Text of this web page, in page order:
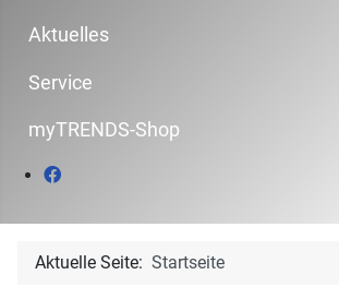
Aktuelles
Service
myTRENDS-Shop
Aktuelle Seite: Startseite